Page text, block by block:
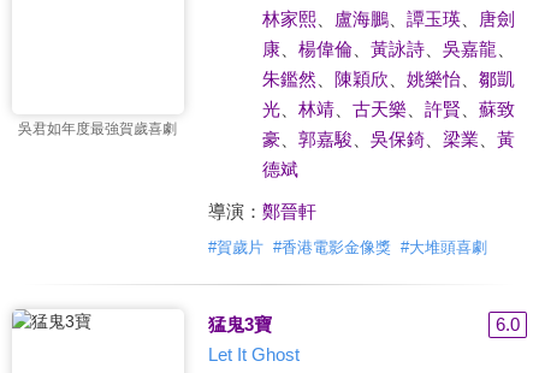
吳君如年度最強賀歲喜劇
林家熙、 盧海鵬、 譚玉瑛、
唐劍
康、 楊偉倫、 黃詠詩、 吳嘉龍
朱鑑然
陳穎欣 姚樂怡、 鄒凱
光、 林靖、 古天樂 許賢
蘇致
豪
郭嘉駿 吳保錡、 梁業
黃
德斌
導演： 鄭晉軒
#賀歲片 #香港電影金像獎 #大堆頭喜劇
猛鬼3寶
6.0
Let It Ghost